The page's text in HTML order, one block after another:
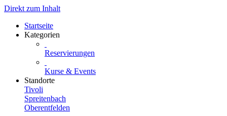
Direkt zum Inhalt
Startseite
Kategorien
Reservierungen
Kurse & Events
Standorte
Tivoli
Spreitenbach
Oberentfelden